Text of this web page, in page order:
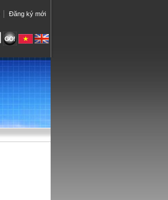
Đăng ký mới